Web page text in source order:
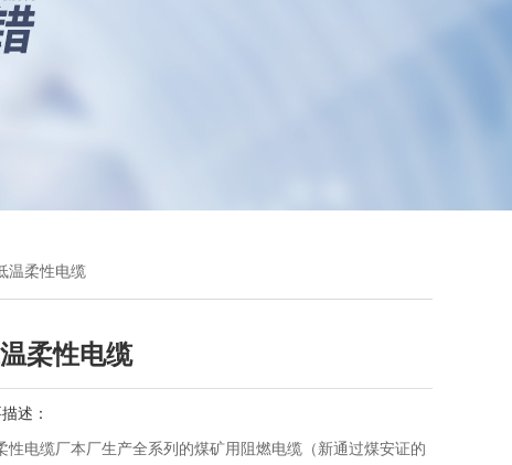
温柔性电缆
柔性电缆
述：
性电缆厂本厂生产全系列的煤矿用阻燃电缆（新通过煤安证的